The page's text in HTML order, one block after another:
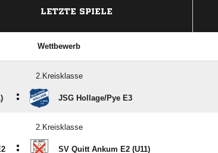
LETZTE SPIELE
Wettbewerb
2.Kreisklasse
: JSG Hollage/​Pye E3
2.Kreisklasse
: SV Quitt Ankum E2 (U11)